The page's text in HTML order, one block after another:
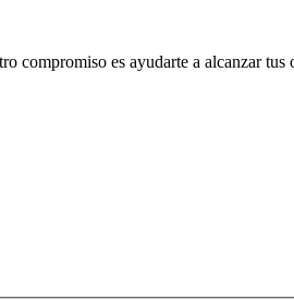
compromiso es ayudarte a alcanzar